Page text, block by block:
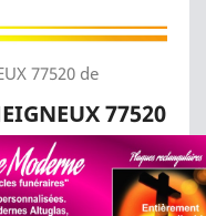
77520 de
77520